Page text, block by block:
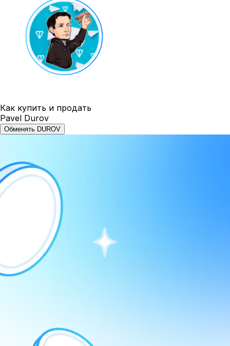
Как купить и продать
Pavel Durov
Обменять DUROV